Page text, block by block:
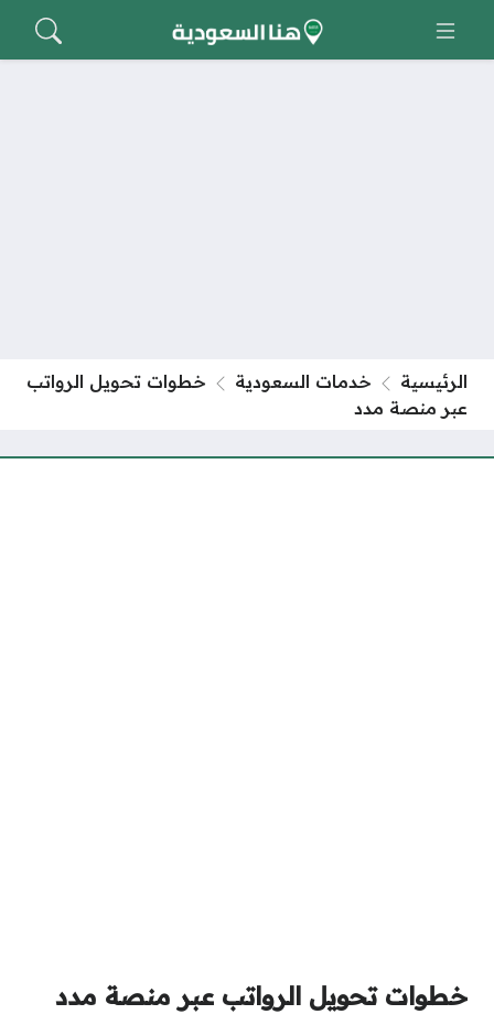
الرئيسية خدمات السعودية
خطوات تحويل الرواتب
عبر منصة مدد
خطوات تحويل الرواتب عبر منصة مدد